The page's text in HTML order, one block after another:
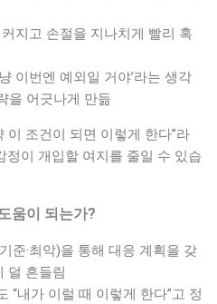
지고 손절을 지나치게 빨리 혹
이번엔 예외일 거야’라는 생각
을 어긋나게 만듦
이 조건이 되면 이렇게 한다”라
정이 개입할 여지를 줄일 수 있습
움이 되는가?
준·최악)을 통해 대응 계획을 갖
덜 흔들림
“내가 이럴 때 이렇게 한다”고 정